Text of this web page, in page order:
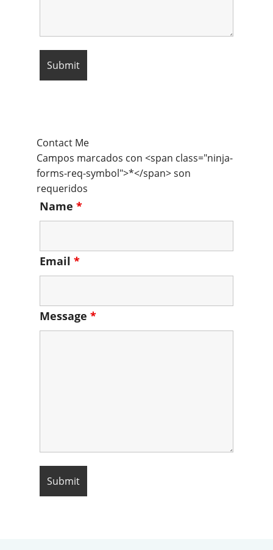
Contact Me
Campos marcados con <span class="ninja-
forms-req-symbol">*</span> son
requeridos
Name *
Email *
Message *